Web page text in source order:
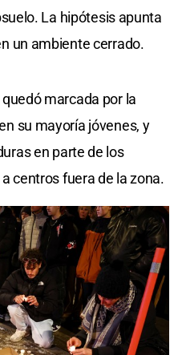
La hipótesis apunta
un ambiente cerrado.
marcada por la
su mayoría jóvenes, y
en parte de los
centros fuera de la zona.